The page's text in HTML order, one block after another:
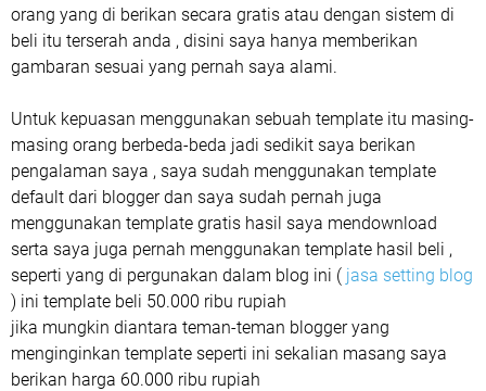
orang yang di berikan secara gratis atau dengan sistem di
beli itu terserah anda , disini saya hanya memberikan
gambaran sesuai yang pernah saya alami.
Untuk kepuasan menggunakan sebuah template itu masing-
masing orang berbeda-beda jadi sedikit saya berikan
pengalaman saya , saya sudah menggunakan template
default dari blogger dan saya sudah pernah juga
menggunakan template gratis hasil saya mendownload
serta saya juga pernah menggunakan template hasil beli ,
seperti yang di pergunakan dalam blog ini ( jasa setting blog
) ini template beli 50.000 ribu rupiah
jika mungkin diantara teman-teman blogger yang
menginginkan template seperti ini sekalian masang saya
berikan harga 60.000 ribu rupiah